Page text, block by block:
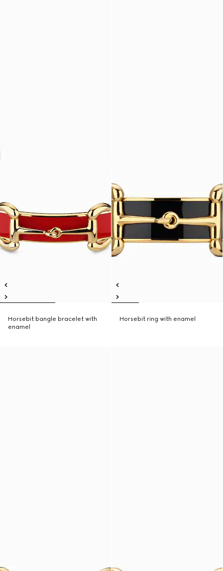
Horsebit bangle bracelet with
enamel
Horsebit ring with enamel